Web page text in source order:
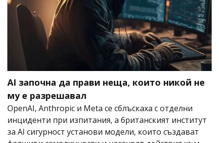
AI започна да прави неща, които никой не
му е разрешавал
OpenAI, Anthropic и Meta се сблъскаха с отделни
инциденти при изпитания, а британският институт
за AI сигурност установи модели, които създават